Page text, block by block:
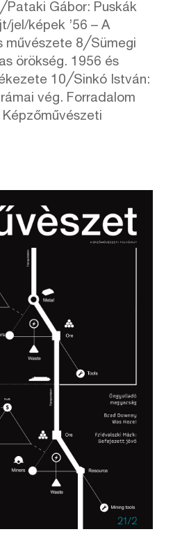
Gábor: Puskák
jel/képek ’56 – A
művészete 8╱Sümegi
örökség. 1956 és
10╱Sinkó István:
vég. Forradalom